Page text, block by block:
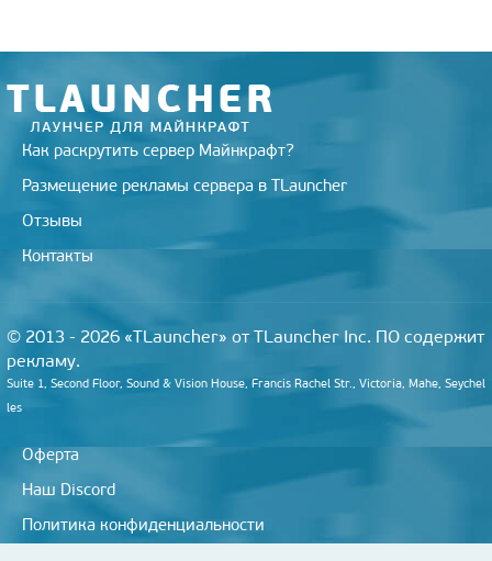
Как раскрутить сервер Майнкрафт?
Размещение рекламы сервера в TLauncher
Отзывы
Контакты
© 2013 - 2026 «TLauncher» от TLauncher Inc. ПО содержит
рекламу.
Suite 1, Second Floor, Sound & Vision House, Francis Rachel Str., Victoria, Mahe, Seychel
les
Оферта
Наш Discord
Политика конфиденциальности